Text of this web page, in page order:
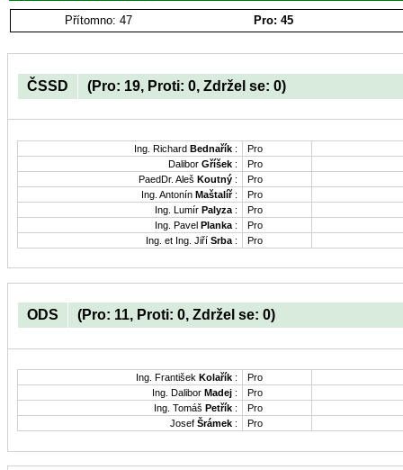
Přítomno: 47 Pro: 45
ČSSD (Pro: 19, Proti: 0, Zdržel se: 0)
Ing. Richard Bednařík :
Pro
Dalibor Gříšek :
Pro
PaedDr. Aleš Koutný :
Pro
Ing. Antonín Maštalíř:
Pro
Ing. Lumír Palyza :
Pro
Ing. Pavel Planka :
Pro
Ing. et Ing. Jiří Srba : Pro
ODS (Pro: 11, Proti: 0, Zdržel se: 0)
Ing. František Kolařík :
Pro
Ing. Dalibor Madej :
Pro
Ing. Tomáš Petřík :
Pro
Josef Šrámek : Pro